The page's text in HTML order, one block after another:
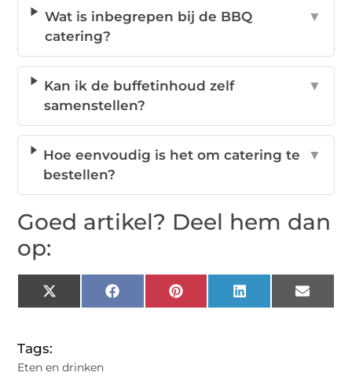
Wat is inbegrepen bij de BBQ
catering?
▼
Kan ik de buffetinhoud zelf
samenstellen?
▼
Hoe eenvoudig is het om catering te
bestellen?
▼
Goed artikel? Deel hem dan
op:
X
(Twitter)
FacebookPinterestLinkedIn Email
Tags:
Eten en drinken